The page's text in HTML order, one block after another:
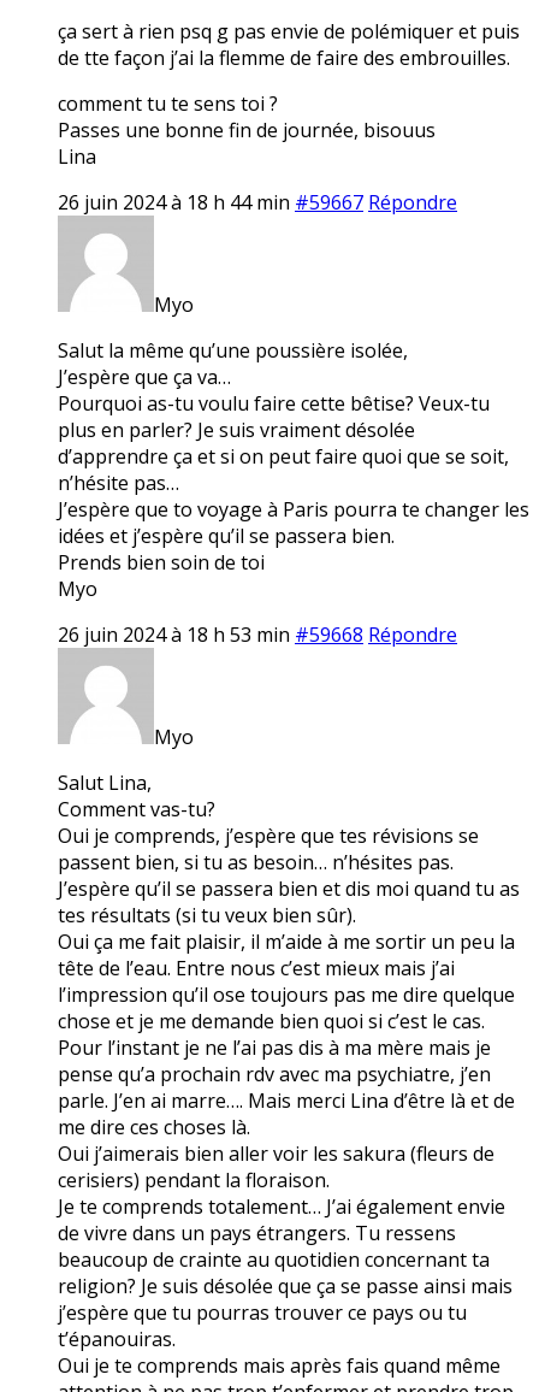
ça sert à rien psq g pas envie de polémiquer et puis
de tte façon j’ai la flemme de faire des embrouilles.
comment tu te sens toi ?
Passes une bonne fin de journée, bisouus
Lina
26 juin 2024 à 18 h 44 min #59667 Répondre
Myo
Salut la même qu’une poussière isolée,
J’espère que ça va…
Pourquoi as-tu voulu faire cette bêtise? Veux-tu
plus en parler? Je suis vraiment désolée
d’apprendre ça et si on peut faire quoi que se soit,
n’hésite pas…
J’espère que to voyage à Paris pourra te changer les
idées et j’espère qu’il se passera bien.
Prends bien soin de toi
Myo
26 juin 2024 à 18 h 53 min #59668 Répondre
Myo
Salut Lina,
Comment vas-tu?
Oui je comprends, j’espère que tes révisions se
passent bien, si tu as besoin… n’hésites pas.
J’espère qu’il se passera bien et dis moi quand tu as
tes résultats (si tu veux bien sûr).
Oui ça me fait plaisir, il m’aide à me sortir un peu la
tête de l’eau. Entre nous c’est mieux mais j’ai
l’impression qu’il ose toujours pas me dire quelque
chose et je me demande bien quoi si c’est le cas.
Pour l’instant je ne l’ai pas dis à ma mère mais je
pense qu’a prochain rdv avec ma psychiatre, j’en
parle. J’en ai marre…. Mais merci Lina d’être là et de
me dire ces choses là.
Oui j’aimerais bien aller voir les sakura (fleurs de
cerisiers) pendant la floraison.
Je te comprends totalement… J’ai également envie
de vivre dans un pays étrangers. Tu ressens
beaucoup de crainte au quotidien concernant ta
religion? Je suis désolée que ça se passe ainsi mais
j’espère que tu pourras trouver ce pays ou tu
t’épanouiras.
Oui je te comprends mais après fais quand même